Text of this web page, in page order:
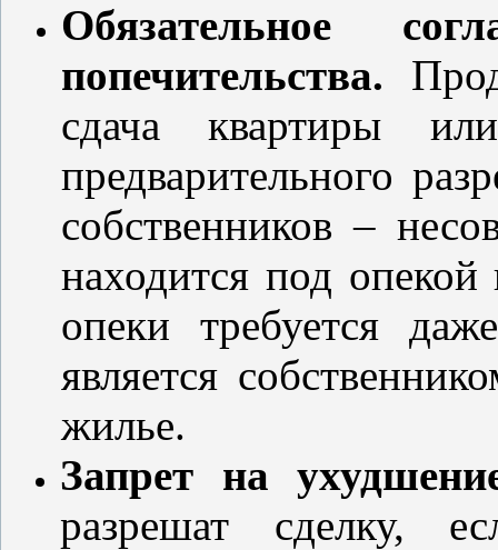
Обязательное
попечительства.
сдача квартиры
предварительного
собственников –
находится под опекой
опеки требуется
является
жилье.
Запрет на
разрешат сделку,